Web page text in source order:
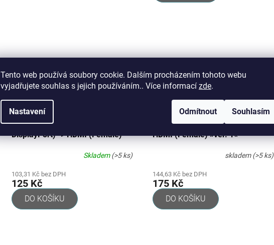
Tento web používá soubory cookie. Dalším procházením tohoto webu
vyjadřujete souhlas s jejich používáním.. Více informací zde.
Nastavení Odmítnout Souhlasím
Thunderbolt™ 2 (Mini
DisplayPort) -> HDMI (Female)
Skladem(>5 ks)
103,31 Kč bez DPH
125 Kč
DO KOŠÍKU
20pinový DisplayPort (Male) ->
HDMI (Female) »ver. 1«
skladem(>5 ks)
144,63 Kč bez DPH
175 Kč
DO KOŠÍKU